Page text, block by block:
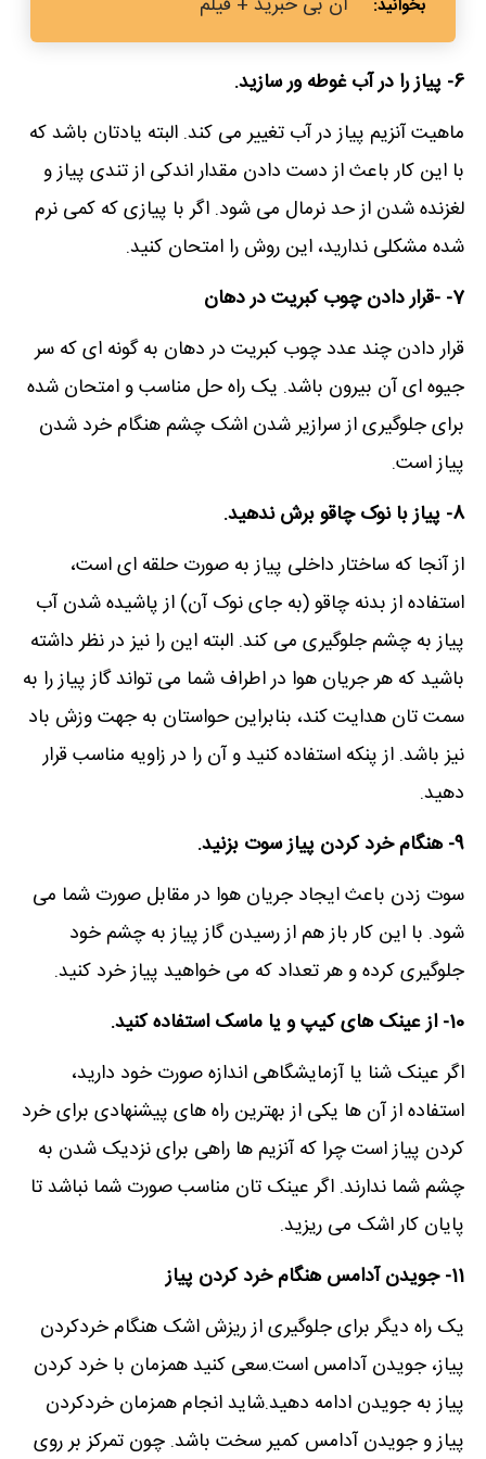
6- پیاز را در آب غوطه ور سازید.
ماهیت آنزیم پیاز در آب تغییر می کند. البته یادتان باشد که
با این کار باعث از دست دادن مقدار اندکی از تندی پیاز و
لغزنده شدن از حد نرمال می شود. اگر با پیازی که کمی نرم
شده مشکلی ندارید، این روش را امتحان کنید.
7- -قرار دادن چوب کبریت در دهان
قرار دادن چند عدد چوب کبریت در دهان به گونه ای که سر
جیوه ای آن بیرون باشد. یک راه حل مناسب و امتحان شده
برای جلوگیری از سرازیر شدن اشک چشم هنگام خرد شدن
پیاز است.
8- پیاز با نوک چاقو برش ندهید.
از آنجا که ساختار داخلی پیاز به صورت حلقه ای است،
استفاده از بدنه چاقو (به جای نوک آن) از پاشیده شدن آب
پیاز به چشم جلوگیری می کند. البته این را نیز در نظر داشته
باشید که هر جریان هوا در اطراف شما می تواند گاز پیاز را به
سمت تان هدایت کند، بنابراین حواستان به جهت وزش باد
نیز باشد. از پنکه استفاده کنید و آن را در زاویه مناسب قرار
دهید.
9- هنگام خرد کردن پیاز سوت بزنید.
سوت زدن باعث ایجاد جریان هوا در مقابل صورت شما می
شود. با این کار باز هم از رسیدن گاز پیاز به چشم خود
جلوگیری کرده و هر تعداد که می خواهید پیاز خرد کنید.
10- از عینک های کیپ و یا ماسک استفاده کنید.
اگر عینک شنا یا آزمایشگاهی اندازه صورت خود دارید،
استفاده از آن ها یکی از بهترین راه های پیشنهادی برای خرد
کردن پیاز است چرا که آنزیم ها راهی برای نزدیک شدن به
چشم شما ندارند. اگر عینک تان مناسب صورت شما نباشد تا
پایان کار اشک می ریزید.
11- جویدن آدامس هنگام خرد کردن پیاز
یک راه دیگر برای جلوگیری از ریزش اشک هنگام خردکردن
پیاز، جویدن آدامس است.سعی کنید همزمان با خرد کردن
پیاز به جویدن ادامه دهید.شاید انجام همزمان خردکردن
پیاز و جویدن آدامس کمیر سخت باشد. چون تمرکز بر روی